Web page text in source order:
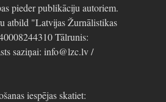
pieder publikāciju autoriem.
atbild "Latvijas Žurnālistikas
Tālrunis:
saziņai: info@lzc.lv /
iespējas skatiet: